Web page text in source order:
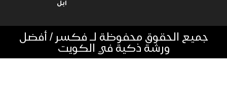
جميع الحقوق محفوظة لـ فكسر / أفضل
ورشة ذكية في الكويت